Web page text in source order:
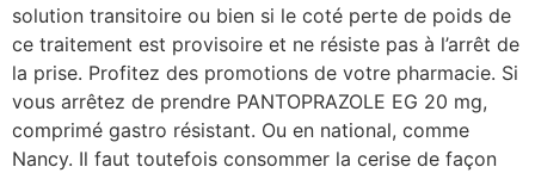
solution transitoire ou bien si le coté perte de poids de
ce traitement est provisoire et ne résiste pas à l’arrêt de
la prise. Profitez des promotions de votre pharmacie. Si
vous arrêtez de prendre PANTOPRAZOLE EG 20 mg,
comprimé gastro résistant. Ou en national, comme
Nancy. Il faut toutefois consommer la cerise de façon